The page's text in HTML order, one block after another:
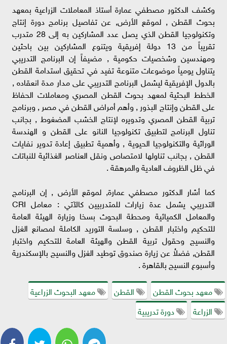
وكشف الدكتور مصطفي عمارة أستاذ المعاملات الزراعية بمعهد
بحوث القطن , لموقع الأرض, عن تفاصيل برنامج دورة إنتاج
وتكنولوجيا القطن الذي يصل عدد المشاركين به إلى 28 متدرب
تقريباً من 13 دولة إفريقية ويتنوع المشاركين بين باحثين
ومهندسين وشخصيات حكومية , مضيفاً إن البرنامج التدريبي
يتناول يومياً موضوعات متنوعة تفيد في تحقيق استدامة القطن
بالدول الإفريقية ليشمل البرنامج التدريبي على مدار مدة انعقاده ,
الخطط البحثية لمعهد بحوث القطن المصري ومعاملات الحفاظ
على القطن وإنتاج البذور , وأهم أمراض القطن في مصر , وبرنامج
تربية القطن المصري وتدويره لإنتاج الخشب المضغوط , بجانب
تناول البرنامج لتطبيق تكنولوجيا النانو على القطن و الهندسة
الوراثية والتكنولوجيا الحيوية , وأهمية تطبيق إعادة تدوير نفايات
القطن , بجانب تناولها لامتصاص ونقل العناصر الغذائية للنباتات
في ظل الظروف العادية والمرهقة .
كما أشار الدكتور مصطفي عمارة, لموقع الأرض , إن البرنامج
التدريبي يشمل عدة زيارات للمتدربيين كالآتي : معامل CRI
والمعامل الكميائية ومحطة البحوث بسخا وزيارة الهيئة العامة
للتحكيم واختبار القطن , وسلسة التوريد الكاملة لمصانع الغزل
والنسيج وحقول تربية القطن والهيئة العامة للتحكيم واختبار
القطن, فضلاُ عن زيارة صندوق توطيد الغزل والنسيج بالإسكندرية
وأسبوع النسيج بالقاهرة .
معهد بحوث القطن
القطن
معهد البحوث الزراعية
الزراعة
دورة تدريبية